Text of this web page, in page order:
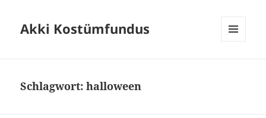
Akki Kostümfundus
Schlagwort:halloween